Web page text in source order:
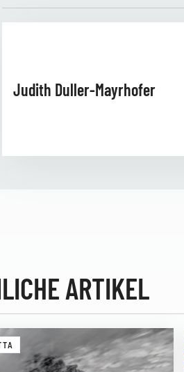
Judith Duller-Mayrhofer
ARTIKEL